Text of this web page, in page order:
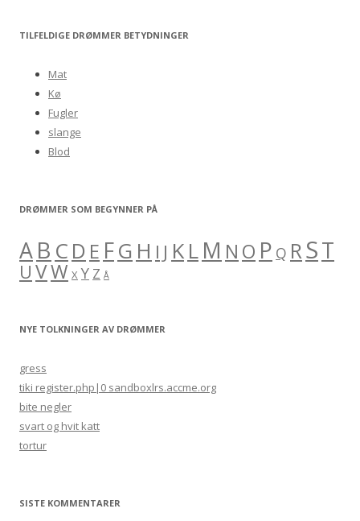
rTILFELDIGE DRØMMER BETYDNINGER
Mat
Kø
Fugler
slange
Blod
DRØMMER SOM BEGYNNER PÅ
AB C D E FG H I J KLM N O P Q RST
U VW X Y Z Å
NYE TOLKNINGER AV DRØMMER
gress
tiki register.php|0 sandboxlrs.accme.org
bite negler
svart og hvit katt
tortur
SISTE KOMMENTARER